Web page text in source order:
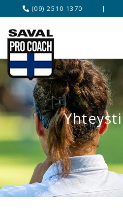
(09) 2510 1370 |